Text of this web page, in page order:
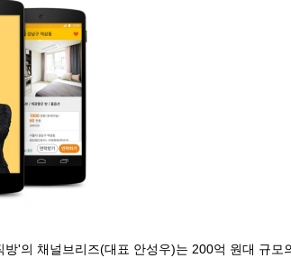
'의 채널브리즈(대표 안성우)는 200억 원대 규모